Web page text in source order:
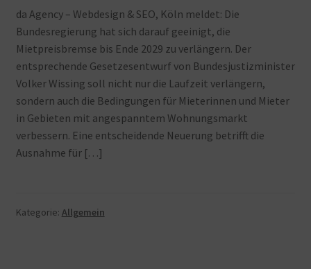
Warenkorb
da Agency – Webdesign & SEO, Köln meldet: Die
Bundesregierung hat sich darauf geeinigt, die
Mietpreisbremse bis Ende 2029 zu verlängern. Der
entsprechende Gesetzesentwurf von Bundesjustizminister
Volker Wissing soll nicht nur die Laufzeit verlängern,
sondern auch die Bedingungen für Mieterinnen und Mieter
in Gebieten mit angespanntem Wohnungsmarkt
verbessern. Eine entscheidende Neuerung betrifft die
Ausnahme für […]
Kategorie: Allgemein